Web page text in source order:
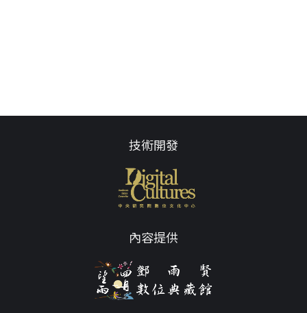
技術開發
內容提供